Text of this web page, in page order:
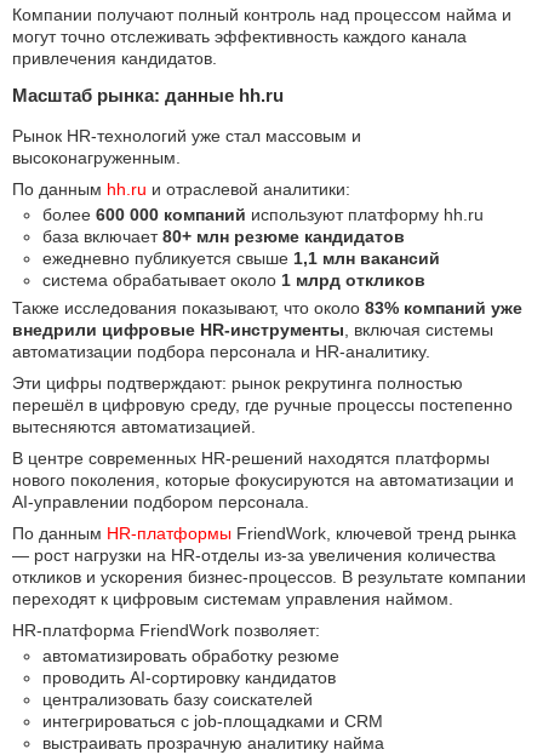
Компании получают полный контроль над процессом найма и
могут точно отслеживать эффективность каждого канала
привлечения кандидатов.
Масштаб рынка: данные hh.ru
Рынок HR-технологий уже стал массовым и
высоконагруженным.
По данным hh.ru и отраслевой аналитики:
более 600 000 компаний используют платформу hh.ru
база включает80+ млн резюме кандидатов
ежедневно публикуется свыше 1,1 млн вакансий
система обрабатывает около 1 млрд откликов
Также исследования показывают, что около 83% компаний уже
внедрили цифровые HR-инструменты, включая системы
автоматизации подбора персонала и HR-аналитику.
Эти цифры подтверждают: рынок рекрутинга полностью
перешёл в цифровую среду, где ручные процессы постепенно
вытесняются автоматизацией.
В центре современных HR-решений находятся платформы
нового поколения, которые фокусируются на автоматизации и
AI-управлении подбором персонала.
По данным HR-платформы FriendWork, ключевой тренд рынка
— рост нагрузки на HR-отделы из-за увеличения количества
откликов и ускорения бизнес-процессов. В результате компании
переходят к цифровым системам управления наймом.
HR-платформа FriendWork позволяет:
автоматизировать обработку резюме
проводить AI-сортировку кандидатов
централизовать базу соискателей
интегрироваться с job-площадками и CRM
выстраивать прозрачную аналитику найма